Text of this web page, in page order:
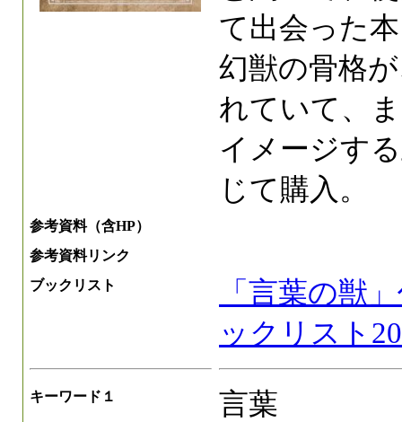
て出会った
幻獣の骨格
れていて、
イメージす
じて購入。
参考資料（含HP）
参考資料リンク
ブックリスト
「言葉の獣
ックリスト
キーワード１ 言葉